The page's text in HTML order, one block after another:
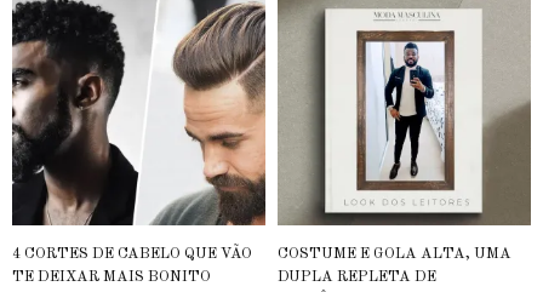
4 CORTES DE CABELO QUE VÃO
TE DEIXAR MAIS BONITO
COSTUME E GOLA ALTA, UMA
DUPLA REPLETA DE